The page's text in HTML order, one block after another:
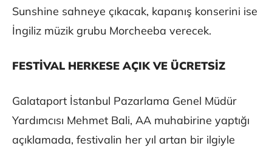
Sunshine sahneye çıkacak, kapanış konserini ise
İngiliz müzik grubu Morcheeba verecek.
FESTİVAL HERKESE AÇIK VE ÜCRETSİZ
Galataport İstanbul Pazarlama Genel Müdür
Yardımcısı Mehmet Bali, AA muhabirine yaptığı
açıklamada, festivalin her yıl artan bir ilgiyle